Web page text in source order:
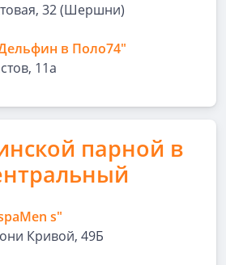
32 (Шершни)
в Поло74"
11а
парной в
s"
Кривой, 49Б